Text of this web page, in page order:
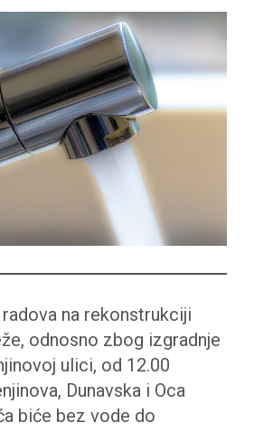
na rekonstrukciji
odnosno zbog izgradnje
ulici, od 12.00
Dunavska i Oca
biće bez vode do